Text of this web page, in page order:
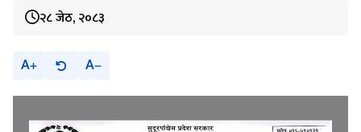
२८ जेठ, २०८३
A A